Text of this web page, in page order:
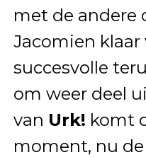
met de andere
Jacomien klaar
succesvolle
om weer deel
van Urk! komt
moment, nu